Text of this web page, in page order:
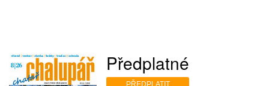
Předplatné
PŘEDPLATIT